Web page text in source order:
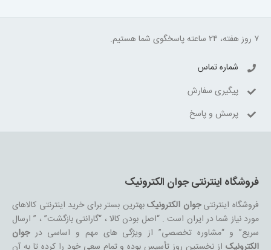
۷ روز هفته، ۲۴ ساعته پاسخگوی شما هستیم.
شماره تماس
پیگیری سفارش
پرسش و پاسخ
فروشگاه اینترنتی جوان الکترونیک
فروشگاه اینترنتیجوان الکترونیکبهترین بستر برای خرید اینترنتی کالاهای
مورد نیاز شما در ایران است . “اصل بودن کالا ، “گارانتی بازگشت” ، ” ارسال
سریع” و “مشاوره تخصصی” از ویژگی های مهم و اساسی درجوان
الکترونیکاز نخستین روز تأسیس بوده و تمام سعی خود را کرده تا به آن